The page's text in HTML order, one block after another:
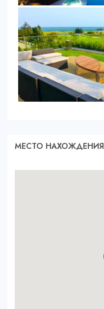
МЕСТО НАХОЖДЕНИЯ